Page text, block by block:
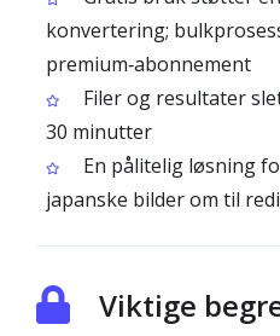
konvertering;
premium‑abonnement
Filer og resultater
30 minutter
En pålitelig løsning
japanske bilder om til
Viktige